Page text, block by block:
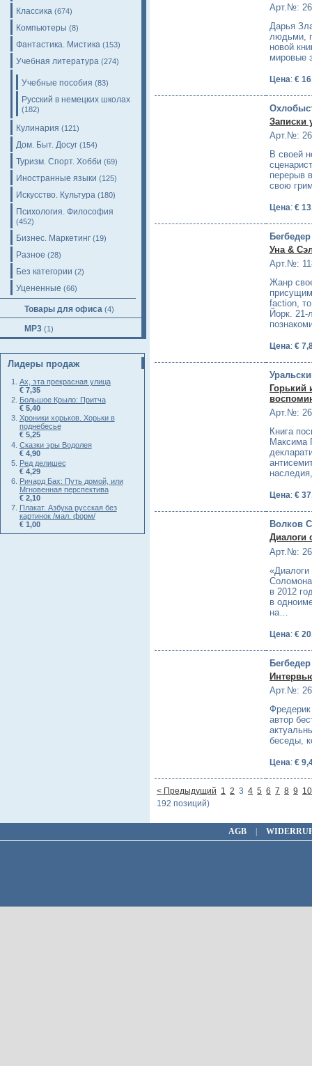
Классика (674)
Компьютеры (8)
Фантастика. Мистика (153)
Учебная литература (274)
Учебные пособия (83)
Русский в немецких школах
(182)
Кулинария (121)
Дом. Быт. Досуг (154)
Туризм. Спорт. Хобби (69)
Иностранные языки (125)
Искусство. Культура (180)
Психология. Философия
(452)
Бизнес. Маркетинг (19)
Разное (28)
Без категории (2)
Уцененные (66)
Товары для офиса (4)
MP3 (1)
Лидеры продаж
Ах, эта прекрасная улица
€ 7,35
Большое Крыло: Притча
€ 5,40
Хроники хорьков. Хорьки в
поднебесье
€ 5,25
Сказки эры Водолея
€ 4,90
Ред делишес
€ 4,29
Ричард Бах: Путь домой, или
Мгновенная перспектива
€ 2,10
Плакат. Азбука русская без
картинок /мал. форм/
€ 1,00
Арт.№:
Дарья
людьми,
новой
мировые
Цена: €
Записки
Арт.№:
В своей
перерыв
свою
Цена: €
Уна &
Арт.№:
Жанр
faction,
Йорк.
Цена: €
Горький
Арт.№:
Книга
Максима
Цена: €
Волков
Диалоги
Арт.№:
в 2012
в
на…
Цена: €
Арт.№:
автор
беседы,
Цена: €
< Предыдущий 1 2 3 4 5 6 7 8 9 10
192 позиций)
AGB